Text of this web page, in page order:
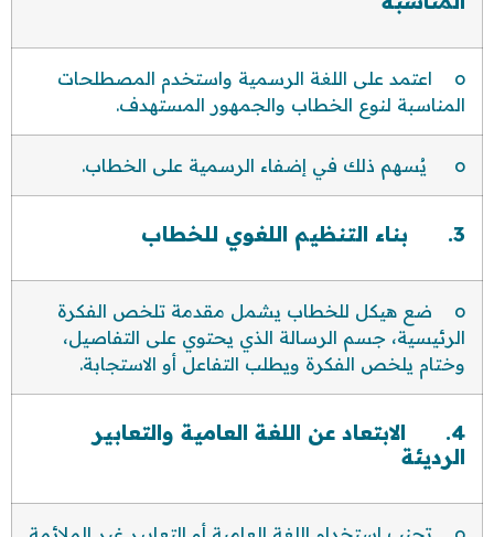
o اعتمد على اللغة الرسمية واستخدم المصطلحات
المناسبة لنوع الخطاب والجمهور المستهدف.
o يُسهم ذلك في إضفاء الرسمية على الخطاب.
3. بناء التنظيم اللغوي للخطاب
o ضع هيكل للخطاب يشمل مقدمة تلخص الفكرة
الرئيسية، جسم الرسالة الذي يحتوي على التفاصيل،
وختام يلخص الفكرة ويطلب التفاعل أو الاستجابة.
4. الابتعاد عن اللغة العامية والتعابير
الرديئة